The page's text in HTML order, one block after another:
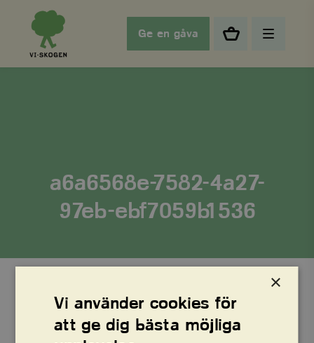
Ge en gåva
a6a6568e-7582-4a27-
97eb-ebf7059b1536
Vårt arbete
×
Vi använder cookies för
att ge dig bästa möjliga